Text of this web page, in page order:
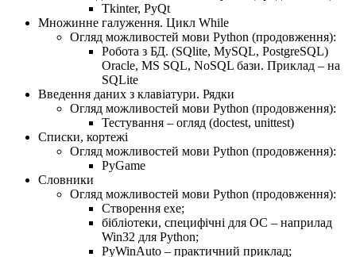
Tkinter, PyQt
Множинне галуження. Цикл While
Огляд можливостей мови Python (продовження):
Робота з БД. (SQlite, MySQL, PostgreSQL)
Oracle, MS SQL, NoSQL бази. Приклад – на
SQLite
Введення даних з клавіатури. Рядки
Огляд можливостей мови Python (продовження):
Тестування – огляд (doctest, unittest)
Списки, кортежі
Огляд можливостей мови Python (продовження):
PyGame
Словники
Огляд можливостей мови Python (продовження):
Створення exe;
бібліотеки, специфічні для ОС – наприлад
Win32 для Python;
PyWinAuto – практичний приклад;